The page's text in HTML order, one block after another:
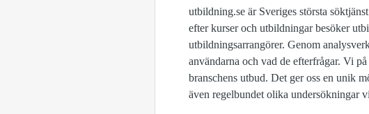
utbildning.se är Sveriges största
efter kurser och utbildningar besöker
utbildningsarrangörer. Genom
användarna och vad de efterfrågar. Vi
branschens utbud. Det ger oss en unik
även regelbundet olika undersökningar